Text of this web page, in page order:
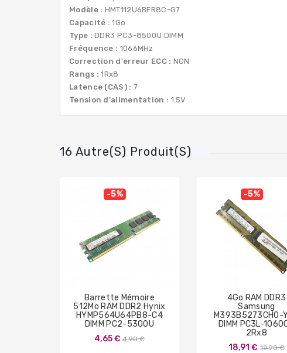
Modèle : HMT112U6BFR8C-G7
Capacité : 1Go
Type :DDR3 PC3-8500U DIMM
Fréquence : 1066MHz
Correction d'erreur ECC : NON
Rangs :1Rx8
Latence (CAS) : 7
Tension d'alimentation : 1.5V
16 Autre(s) Produit(s)
-5%
Barrette Mémoire
512Mo RAM DDR2 Hynix
HYMP564U64PB8-C4
DIMM PC2-5300U
4,65 € Prix
4,90 €
-5%
4Go RAM DDR3
Samsung
M393B5273CH0-
DIMM PC3L-
2Rx8
18,91 € Prix
19,90 €